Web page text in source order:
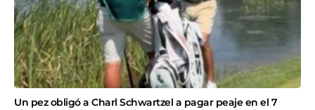
Un pez obligó a Charl Schwartzel a pagar peaje en el 7